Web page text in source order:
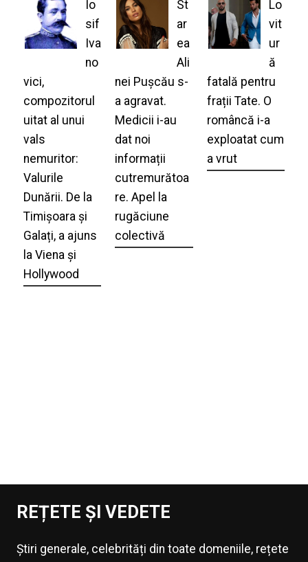
Io
sif
Iva
no
vici,
compozitorul
uitat al unui
vals
nemuritor:
Valurile
Dunării. De la
Timișoara și
Galați, a ajuns
la Viena și
Hollywood
St
ar
ea
Ali
nei Pușcău s-
a agravat.
Medicii i-au
dat noi
informații
cutremurătoa
re. Apel la
rugăciune
colectivă
Lo
vit
ur
ă
fatală pentru
frații Tate. O
româncă i-a
exploatat cum
a vrut
REȚETE ȘI VEDETE
Știri generale, celebrități din toate domeniile, rețete